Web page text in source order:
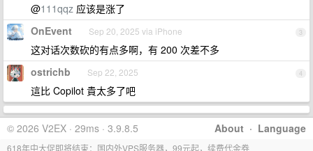
@111qqz 应该是涨了
3
OnEvent Sep 20, 2025 via iPhone
这对话次数砍的有点多啊，有 200 次差不多
4
ostrichb Sep 22, 2025
這比 Copilot 貴太多了吧
About · Language
© 2026 V2EX · 29ms · 3.9.8.5
618年中大促即将结束：国内外VPS服务器，99元起，续费代金券